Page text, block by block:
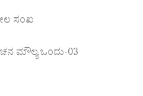
ಸಂಖ
ಮೌಲ್ಯ ಒಂದು-03